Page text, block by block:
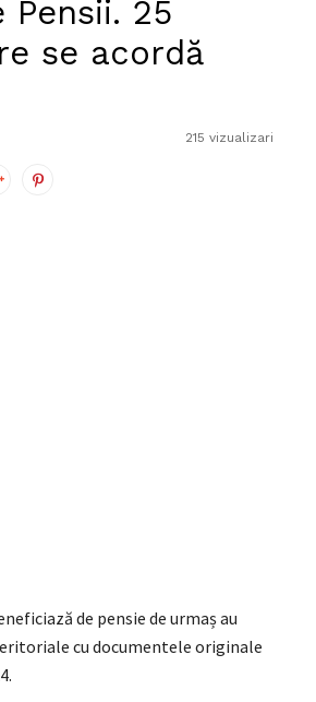
25
se acordă
215 vizualizari
de pensie de urmaș au
cu documentele originale